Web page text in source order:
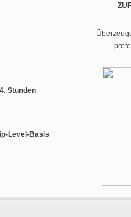
Stunden
Level-Basis